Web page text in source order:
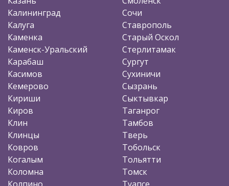
Калининград
Калуга
Каменка
Каменск-Уральский
Карабаш
Касимов
Кемерово
Кириши
Киров
Клин
Клинцы
Ковров
Когалым
Коломна
Колпино
Сочи
Ставрополь
Старый Оскол
Стерлитамак
Сургут
Сухиничи
Сызрань
Сыктывкар
Таганрог
Тамбов
Тверь
Тобольск
Тольятти
Томск
Туапсе